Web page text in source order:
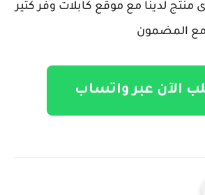
لاى منتج لدينا مع موقع كابلات وفر كتير
مع المضمون
الآن عبر واتساب